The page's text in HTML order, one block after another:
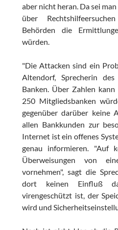
aber nicht heran. Da sei
über
Behörden die
würden.
"Die Attacken sind ein
Altendorf, Sprecherin
Banken. Über Zahlen
250 Mitgliedsbanken
gegenüber darüber keine
allen Bankkunden zur
Internet ist ein offenes
genau informieren. "Auf
Überweisungen von
vornehmen", sagt die
dort keinen Einfluß
virengeschützt ist, der
wird und